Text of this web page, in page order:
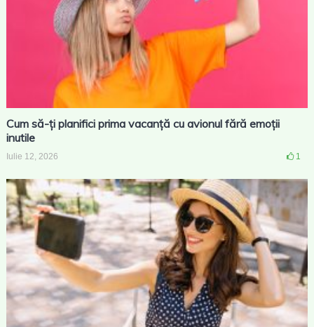
Cum să-ți planifici prima vacanță cu avionul fără emoții
inutile
Iulie 12, 2026 1